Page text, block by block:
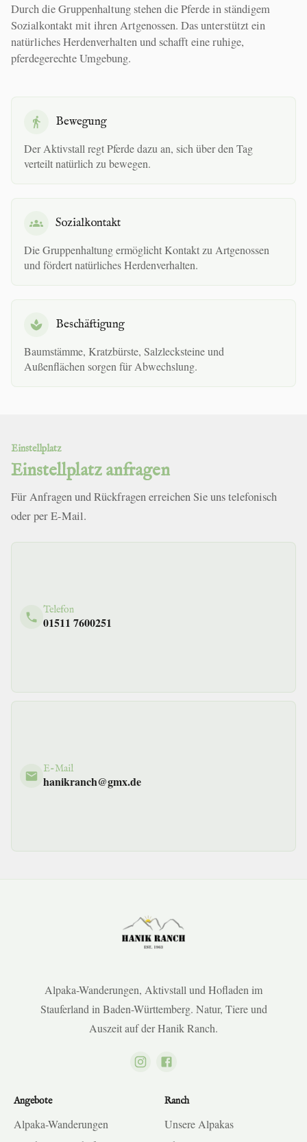
Durch die Gruppenhaltung stehen die Pferde in ständigem
Sozialkontakt mit ihren Artgenossen. Das unterstützt ein
natürliches Herdenverhalten und schafft eine ruhige,
pferdegerechte Umgebung.
Bewegung
Der Aktivstall regt Pferde dazu an, sich über den Tag
verteilt natürlich zu bewegen.
Sozialkontakt
Die Gruppenhaltung ermöglicht Kontakt zu Artgenossen
und fördert natürliches Herdenverhalten.
Beschäftigung
Baumstämme, Kratzbürste, Salzlecksteine und
Außenflächen sorgen für Abwechslung.
Einstellplatz
Einstellplatz anfragen
Für Anfragen und Rückfragen erreichen Sie uns telefonisch
oder per E-Mail.
Telefon
01511 7600251
E-Mail
hanikranch@gmx.de
Alpaka-Wanderungen, Aktivstall und Hofladen im
Stauferland in Baden-Württemberg. Natur, Tiere und
Auszeit auf der Hanik Ranch.
Angebote
Alpaka-Wanderungen
Ranch
Unsere Alpakas